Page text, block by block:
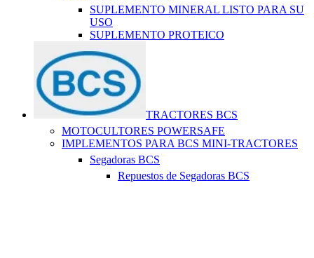
SUPLEMENTO MINERAL LISTO PARA SU
USO
SUPLEMENTO PROTEICO
TRACTORES BCS
MOTOCULTORES POWERSAFE
IMPLEMENTOS PARA BCS MINI-TRACTORES
Segadoras BCS
Repuestos de Segadoras BCS